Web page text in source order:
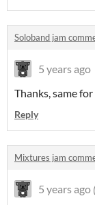
Soloband jam
5 years ago
Thanks, same
Reply
Mixtures jam
5 years ago